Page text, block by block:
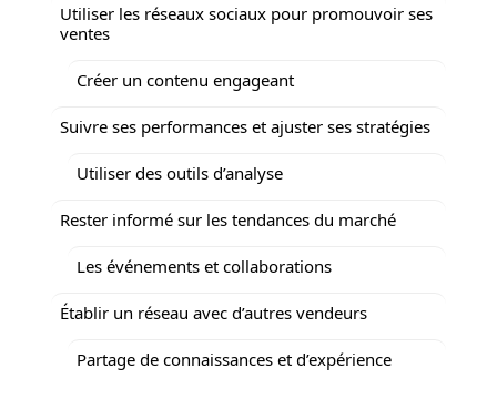
Utiliser les réseaux sociaux pour promouvoir ses
ventes
Créer un contenu engageant
Suivre ses performances et ajuster ses stratégies
Utiliser des outils d’analyse
Rester informé sur les tendances du marché
Les événements et collaborations
Établir un réseau avec d’autres vendeurs
Partage de connaissances et d’expérience